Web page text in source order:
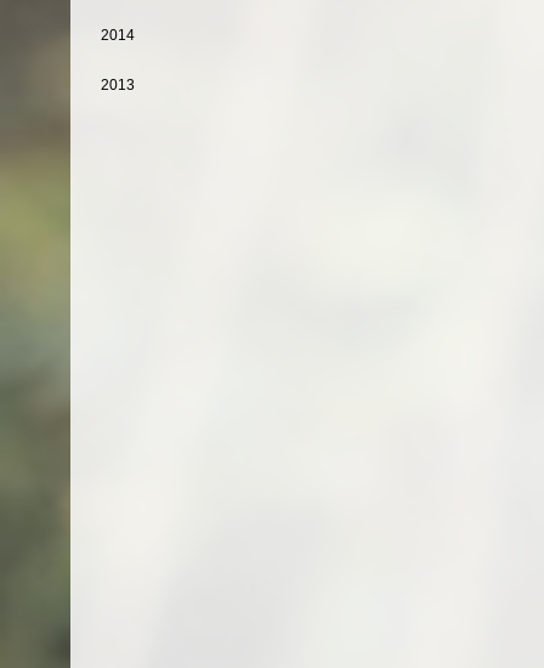
2014
2013